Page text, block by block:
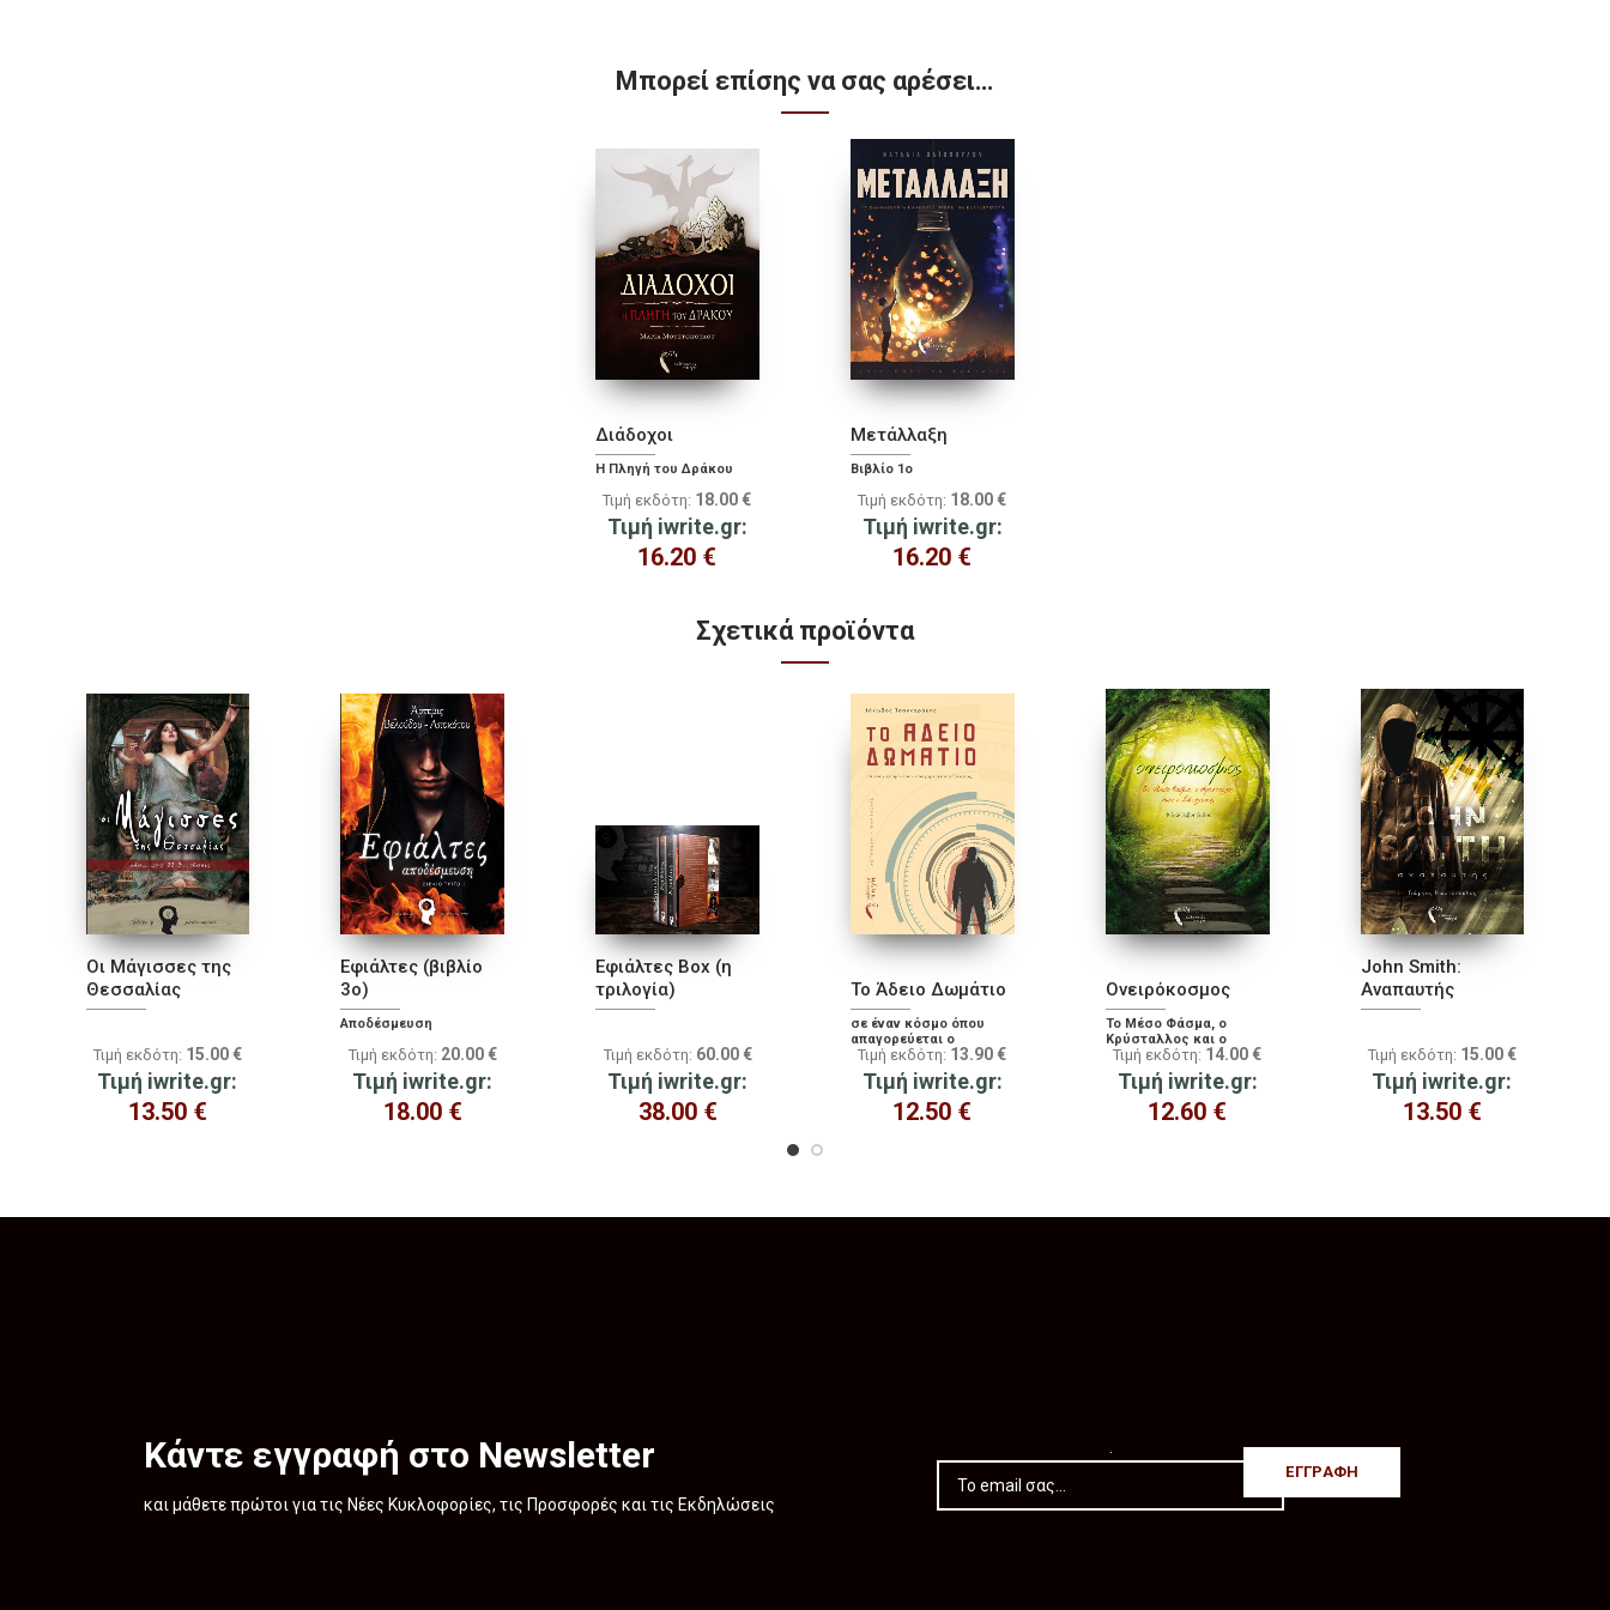
Μπορεί επίσης να σας αρέσει…
Διάδοχοι
Η Πληγή του Δράκου
Τιμή εκδότη: 18.00 €
Τιμή iwrite.gr:
16.20 €
Μετάλλαξη
Βιβλίο 1ο
Τιμή εκδότη: 18.00 €
Τιμή iwrite.gr:
16.20 €
Σχετικά προϊόντα
Οι Μάγισσες της
Θεσσαλίας
Τιμή εκδότη: 15.00 €
Τιμή iwrite.gr:
13.50 €
Εφιάλτες (βιβλίο
3ο)
Αποδέσμευση
Τιμή εκδότη: 20.00 €
Τιμή iwrite.gr:
18.00 €
Εφιάλτες Box (η
τριλογία)
Τιμή εκδότη: 60.00 €
Τιμή iwrite.gr:
38.00 €
Το Άδειο Δωμάτιο
σε έναν κόσμο όπου
απαγορεύεται ο
θάνατος...
Τιμή εκδότη: 13.90 €
Τιμή iwrite.gr:
12.50 €
Ονειρόκοσμος
Το Μέσο Φάσμα, ο
Κρύσταλλος και ο
Εφιάλτης
Τιμή εκδότη: 14.00 €
Τιμή iwrite.gr:
12.60 €
John Smith:
Αναπαυτής
Τιμή εκδότη: 15.00 €
Τιμή iwrite.gr:
13.50 €
Κάντε εγγραφή στο Newsletter
και μάθετε πρώτοι για τις Νέες Κυκλοφορίες, τις Προσφορές και τις Εκδηλώσεις